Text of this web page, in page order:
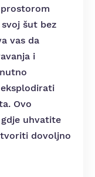
šut bez
vas da
i
Ovo
uhvatite
dovoljno